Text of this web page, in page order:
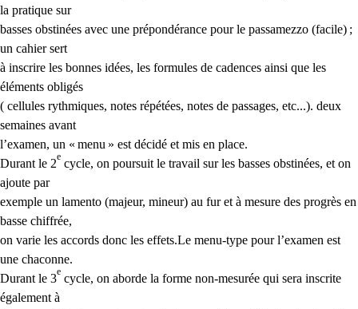
la pratique sur
basses obstinées avec une prépondérance pour le passamezzo (facile) ;
un cahier sert
à inscrire les bonnes idées, les formules de cadences ainsi que les
éléments obligés
( cellules rythmiques, notes répétées, notes de passages, etc...). deux
semaines avant
l’examen, un « menu » est décidé et mis en place.
Durant le 2
e
cycle, on poursuit le travail sur les basses obstinées, et on
ajoute par
exemple un lamento (majeur, mineur) au fur et à mesure des progrès en
basse chiffrée,
on varie les accords donc les effets.Le menu-type pour l’examen est
une chaconne.
Durant le 3
e
cycle, on aborde la forme non-mesurée qui sera inscrite
également à